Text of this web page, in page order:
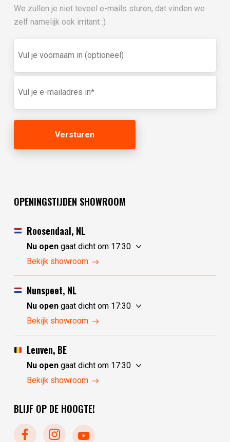
We zullen je niet teveel e-mails sturen, dat vinden we
zelf namelijk ook irritant :)
je
in
(optioneel)
mailadres
OPENINGSTIJDEN SHOWROOM
Roosendaal, NL
Nu opengaat dicht om 17:30
zaterdag
zondag
10:00 - 17:30
maandag
dinsdag
woensdag
Bekijk showroom
Nunspeet, NL
Nu opengaat dicht om 17:30
zaterdag
zondag
gesloten
maandag
dinsdag
woensdag
Bekijk showroom
Leuven, BE
Nu opengaat dicht om 17:30
zaterdag
maandag
woensdag
Bekijk showroom
BLIJF OP DE HOOGTE!